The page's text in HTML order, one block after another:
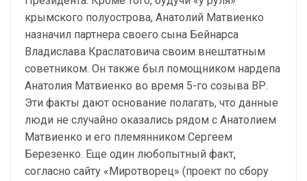
крымского полуострова, Анатолий Матвиенко
назначил партнера своего сына Бейнарса
Владислава Краслатовича своим внештатным
советником. Он также был помощником нардепа
Анатолия Матвиенко во время 5-го созыва ВР.
Эти факты дают основание полагать, что данные
люди не случайно оказались рядом с Анатолием
Матвиенко и его племянником Сергеем
Березенко. Еще один любопытный факт,
согласно сайту «Миротворец» (проект по сбору